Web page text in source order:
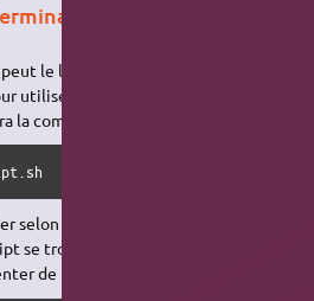
le lancer avec la commande
utiliser l'
la commande
selon l'application et selon le
se trouve dans le
de la commande :